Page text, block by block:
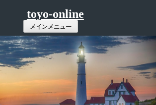
toyo-online
メインメニュー